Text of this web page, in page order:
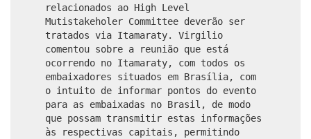
relacionados ao High Level
Mutistakeholer Committee deverão ser
tratados via Itamaraty. Virgilio
comentou sobre a reunião que está
ocorrendo no Itamaraty, com todos os
embaixadores situados em Brasília, com
o intuito de informar pontos do evento
para as embaixadas no Brasil, de modo
que possam transmitir estas informações
às respectivas capitais, permitindo